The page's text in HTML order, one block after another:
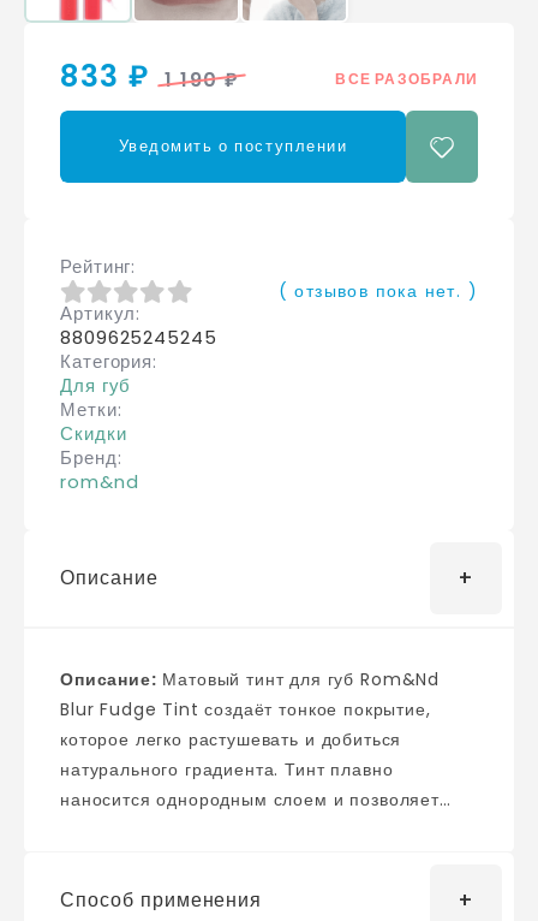
833 ₽ 1 190 ₽ ВСЕ РАЗОБРАЛИ
Уведомить о поступлении
Рейтинг
0из 5
( отзывов пока нет. )
Артикул
8809625245245
Категория
Для губ
Метки
Скидки
Бренд
rom&nd
Описание
Описание:
Blur Fudge Tint создаёт тонкое покрытие,
которое легко растушевать и добиться
натурального градиента. Тинт плавно
наносится однородным слоем и позволяет
пересушивает, не растекается и не оставляет
Способ применения